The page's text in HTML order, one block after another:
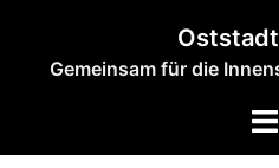
springenGemeinsam für die